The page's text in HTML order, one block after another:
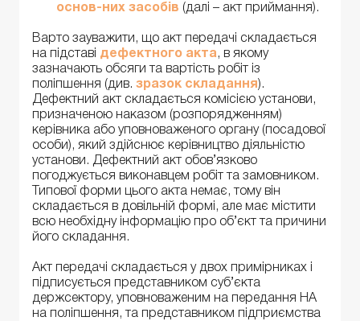
основ-них засобів (далі – акт приймання).
Варто зауважити, що акт передачі складається
на підставі дефектного акта, в якому
зазначають обсяги та вартість робіт із
поліпшення (див. зразок складання ).
Дефектний акт складається комісією установи,
призначеною наказом (розпорядженням)
керівника або уповноваженого органу (посадової
особи), який здійснює керівництво діяльністю
установи. Дефектний акт обов’язково
погоджується виконавцем робіт та замовником.
Типової форми цього акта немає, тому він
складається в довільній формі, але має містити
всю необхідну інформацію про об’єкт та причини
його складання.
Акт передачі складається у двох примірниках і
підписується представником суб’єкта
держсектору, уповноваженим на передання НА
на поліпшення, та представником підприємства